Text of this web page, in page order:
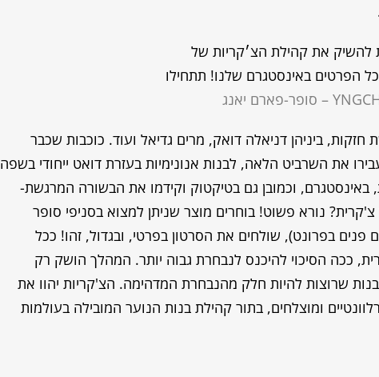
להשיק את קהילת הצ׳קריות של
הפרטים באינסטגרם שלנו! תתחילו
ביניהן דניאלה דואק, מרים גדיאל ועוד. כוכבות שכבר
את השרביט הלאה, לבנות אנונימיות בעזרת דואט ייחודי בשפה
וכמובן גם בטיקטוק וקידמו את הבשורה המרגשת-
נורא פשוט! בוחרים מוצר שניתן למצוא בסניפי סופר
בפרונט), שולחים את הסרטון בפרטי, ובגדול, זהו! ככל
ככה הסיכוי להיכנס לנבחרת גבוה יותר. המהלך הושק רק
שרוצות להיות חלק מהנבחרת המדהימה. הצ'קריות יהוו את
ומוצלחים, בתור קהילת בנות הנוער המובילה בעולמות